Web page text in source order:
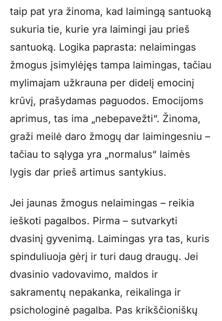
taip pat yra žinoma, kad laimingą santuoką
sukuria tie, kurie yra laimingi jau prieš
santuoką. Logika paprasta: nelaimingas
žmogus įsimylėjęs tampa laimingas, tačiau
mylimajam užkrauna per didelį emocinį
krūvį, prašydamas paguodos. Emocijoms
aprimus, tas ima „nebepavežti“. Žinoma,
graži meilė daro žmogų dar laimingesniu –
tačiau to sąlyga yra „normalus“ laimės
lygis dar prieš artimus santykius.
Jei jaunas žmogus nelaimingas – reikia
ieškoti pagalbos. Pirma – sutvarkyti
dvasinį gyvenimą. Laimingas yra tas, kuris
spinduliuoja gėrį ir turi daug draugų. Jei
dvasinio vadovavimo, maldos ir
sakramentų nepakanka, reikalinga ir
psichologinė pagalba. Pas krikščioniškų